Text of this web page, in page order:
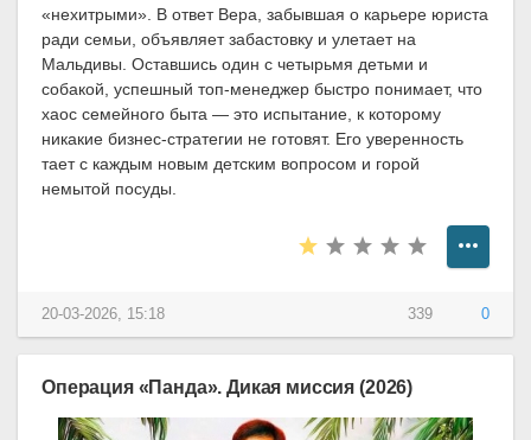
«нехитрыми». В ответ Вера, забывшая о карьере юриста
ради семьи, объявляет забастовку и улетает на
Мальдивы. Оставшись один с четырьмя детьми и
собакой, успешный топ-менеджер быстро понимает, что
хаос семейного быта — это испытание, к которому
никакие бизнес-стратегии не готовят. Его уверенность
тает с каждым новым детским вопросом и горой
немытой посуды.
339 0
20-03-2026, 15:18
Операция «Панда». Дикая миссия (2026)